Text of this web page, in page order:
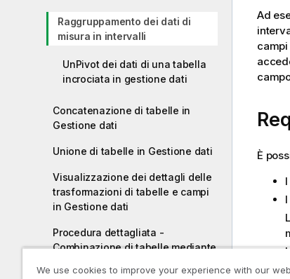
Raggruppamento dei dati di
misura in intervalli
UnPivot dei dati di una tabella
incrociata in gestione dati
Concatenazione di tabelle in
Gestione dati
Unione di tabelle in Gestione dati
Visualizzazione dei dettagli delle
trasformazioni di tabelle e campi
in Gestione dati
Procedura dettagliata -
Combinazione di tabelle mediante
Ad
È
We use cookies to improve your experience with our